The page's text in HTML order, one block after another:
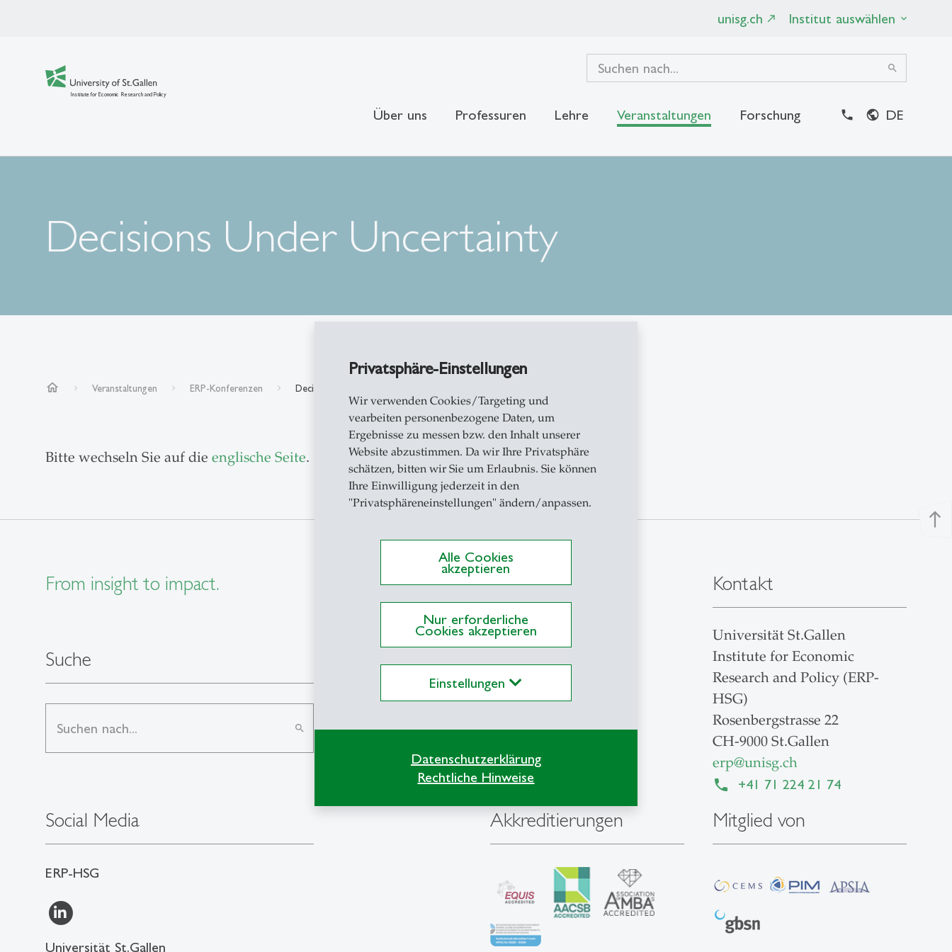
Privatsphäre-Einstellungen
Wir verwenden Cookies/Targeting und
vearbeiten personenbezogene Daten, um
Ergebnisse zu messen bzw. den Inhalt unserer
Website abzustimmen. Da wir Ihre Privatsphäre
schätzen, bitten wir Sie um Erlaubnis. Sie können
Ihre Einwilligung jederzeit in den
"Privatsphäreneinstellungen" ändern/anpassen.
Alle Cookies
akzeptieren
Nur erforderliche
Cookies akzeptieren
Einstellungen
Datenschutzerklärung
Rechtliche Hinweise
unisg.ch Institut auswählen
Institute for Economic Research and Policy
search
Über uns Professuren Lehre Veranstaltungen Forschung DE
Decisions Under Uncertainty
home Veranstaltungen ERP-Konferenzen Decisions Under Uncertainty
Bitte wechseln Sie auf die englische Seite.
north
From insight to impact.
Suche
search
Social Media
ERP-HSG
Universität St.Gallen
Kontakt
Universität St.Gallen
Institute for Economic
Research and Policy (ERP-
HSG)
Rosenbergstrasse 22
CH-9000 St.Gallen
erp@unisg.ch
+41 71 224 21 74
Akkreditierungen Mitglied von